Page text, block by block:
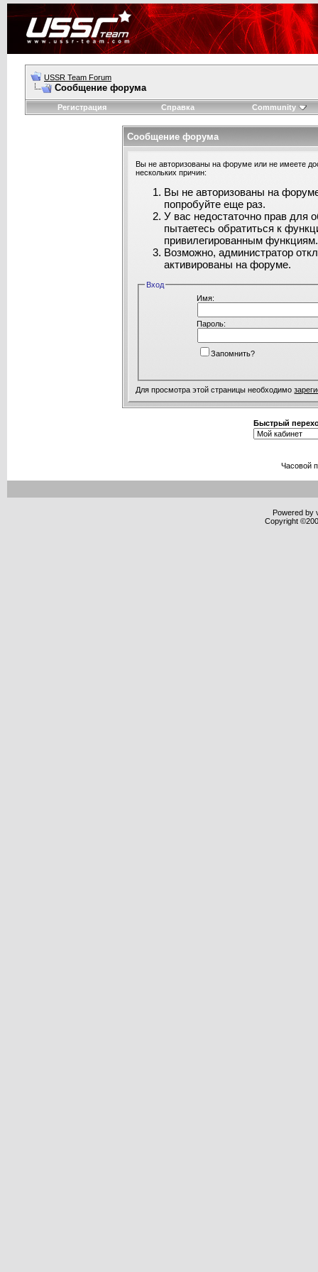
USSR Team Forum
Сообщение форума
Регистрация Справка Community
Сообщение форума
Вы не авторизованы на форуме или не имеете
нескольких причин:
Вы не авторизованы на
попробуйте еще раз.
У вас недостаточно прав для
пытаетесь обратиться к
привилегированным функциям.
Возможно, администратор
активированы на форуме.
Вход
Имя:
Пароль:
Запомнить?
Для просмотра этой страницы необходимо
Быстрый
Часовой
Powered by
Copyright